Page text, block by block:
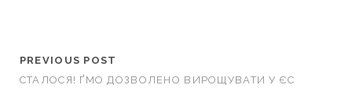
PREVIOUS POST
СТАЛОСЯ! ҐМО ДОЗВОЛЕНО ВИРОЩУВАТИ У ЄС